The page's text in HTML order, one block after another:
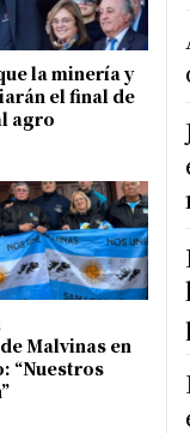
la minería y
el final de
agro
Malvinas en
“Nuestros